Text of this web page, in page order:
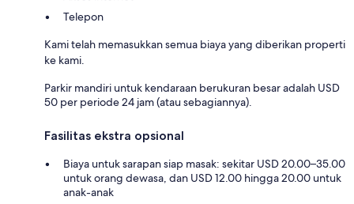
Telepon
Kami telah memasukkan semua biaya yang diberikan properti
ke kami.
Parkir mandiri untuk kendaraan berukuran besar adalah USD
50 per periode 24 jam (atau sebagiannya).
Fasilitas ekstra opsional
Biaya untuk sarapan siap masak: sekitar USD 20.00–35.00
untuk orang dewasa, dan USD 12.00 hingga 20.00 untuk
anak-anak